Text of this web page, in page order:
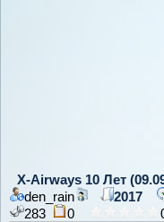
X-Airways 10 Лет
den_rain
2017
283
0